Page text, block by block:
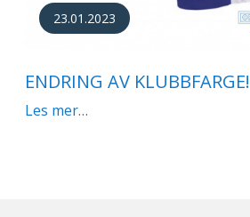
23.01.2023
ENDRING AV KLUBBFARGE!
Les mer…